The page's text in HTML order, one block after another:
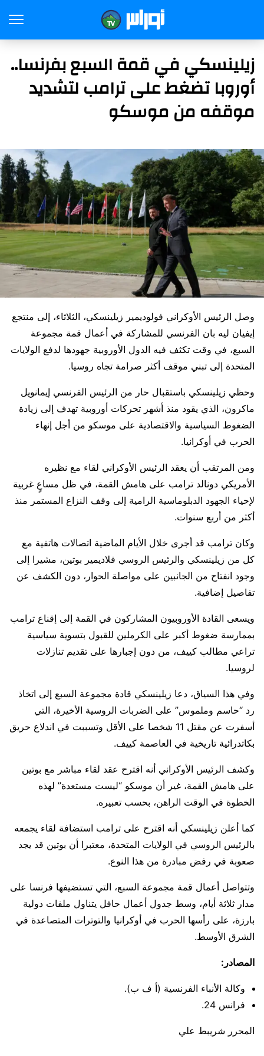
زيلينسكي في قمة السبع بفرنسا..
أوروبا تضغط على ترامب لتشديد
موقفه من موسكو
وصل الرئيس الأوكراني فولوديمير زيلينسكي، الثلاثاء، إلى منتجع
إيفيان ليه بان الفرنسي للمشاركة في أعمال قمة مجموعة
السبع، في وقت تكثف فيه الدول الأوروبية جهودها لدفع الولايات
المتحدة إلى تبني موقف أكثر صرامة تجاه روسيا.
وحظي زيلينسكي باستقبال حار من الرئيس الفرنسي إيمانويل
ماكرون، الذي يقود منذ أشهر تحركات أوروبية تهدف إلى زيادة
الضغوط السياسية والاقتصادية على موسكو من أجل إنهاء
الحرب في أوكرانيا.
ومن المرتقب أن يعقد الرئيس الأوكراني لقاء مع نظيره
الأمريكي دونالد ترامب على هامش القمة، في ظل مساعٍ غربية
لإحياء الجهود الدبلوماسية الرامية إلى وقف النزاع المستمر منذ
أكثر من أربع سنوات.
وكان ترامب قد أجرى خلال الأيام الماضية اتصالات هاتفية مع
كل من زيلينسكي والرئيس الروسي فلاديمير بوتين، مشيرا إلى
وجود انفتاح من الجانبين على مواصلة الحوار، دون الكشف عن
تفاصيل إضافية.
ويسعى القادة الأوروبيون المشاركون في القمة إلى إقناع ترامب
بممارسة ضغوط أكبر على الكرملين للقبول بتسوية سياسية
تراعي مطالب كييف، من دون إجبارها على تقديم تنازلات
لروسيا.
وفي هذا السياق، دعا زيلينسكي قادة مجموعة السبع إلى اتخاذ
رد “حاسم وملموس” على الضربات الروسية الأخيرة، التي
أسفرت عن مقتل 11 شخصا على الأقل وتسببت في اندلاع حريق
بكاتدرائية تاريخية في العاصمة كييف.
وكشف الرئيس الأوكراني أنه اقترح عقد لقاء مباشر مع بوتين
على هامش القمة، غير أن موسكو “ليست مستعدة” لهذه
الخطوة في الوقت الراهن، بحسب تعبيره.
كما أعلن زيلينسكي أنه اقترح على ترامب استضافة لقاء يجمعه
بالرئيس الروسي في الولايات المتحدة، معتبرا أن بوتين قد يجد
صعوبة في رفض مبادرة من هذا النوع.
وتتواصل أعمال قمة مجموعة السبع، التي تستضيفها فرنسا على
مدار ثلاثة أيام، وسط جدول أعمال حافل يتناول ملفات دولية
بارزة، على رأسها الحرب في أوكرانيا والتوترات المتصاعدة في
الشرق الأوسط.
المصادر:
وكالة الأنباء الفرنسية (أ ف ب).
فرانس 24.
المحرر شريبط علي